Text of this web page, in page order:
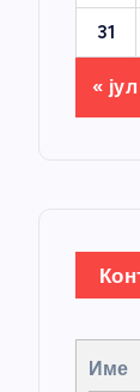
31
« јул
Име